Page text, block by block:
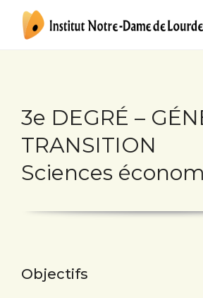
3e DEGRÉ –
TRANSITION
Sciences
Objectifs